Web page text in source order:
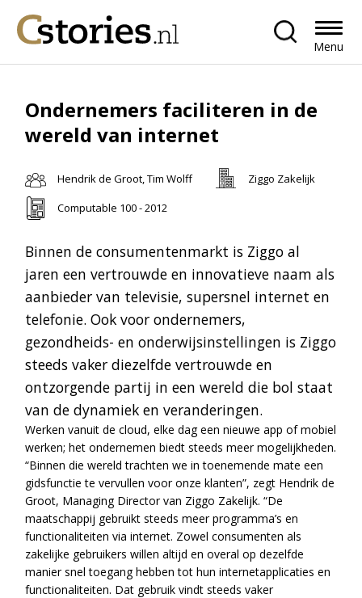
Menu
Ondernemers faciliteren in de
wereld van internet
Hendrik de Groot, Tim Wolff
Ziggo Zakelijk
Computable 100 - 2012
Binnen de consumentenmarkt is Ziggo al
jaren een vertrouwde en innovatieve naam als
aanbieder van televisie, supersnel internet en
telefonie. Ook voor ondernemers,
gezondheids- en onderwijsinstellingen is Ziggo
steeds vaker diezelfde vertrouwde en
ontzorgende partij in een wereld die bol staat
van de dynamiek en veranderingen.
Werken vanuit de cloud, elke dag een nieuwe app of mobiel
werken; het ondernemen biedt steeds meer mogelijkheden.
“Binnen die wereld trachten we in toenemende mate een
gidsfunctie te vervullen voor onze klanten”, zegt Hendrik de
Groot, Managing Director van Ziggo Zakelijk. “De
maatschappij gebruikt steeds meer programma’s en
functionaliteiten via internet. Zowel consumenten als
zakelijke gebruikers willen altijd en overal op dezelfde
manier snel toegang hebben tot hun internetapplicaties en
functionaliteiten. Dat gebruik vindt steeds vaker